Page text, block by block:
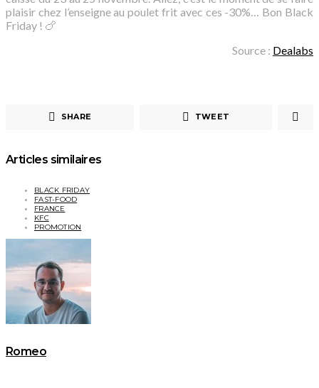
plaisir chez l’enseigne au poulet frit avec ces -30%… Bon Black
Friday ! 🍗
Source : Dealabs
SHARE TWEET
Articles similaires
BLACK FRIDAY
FAST-FOOD
FRANCE
KFC
PROMOTION
Romeo